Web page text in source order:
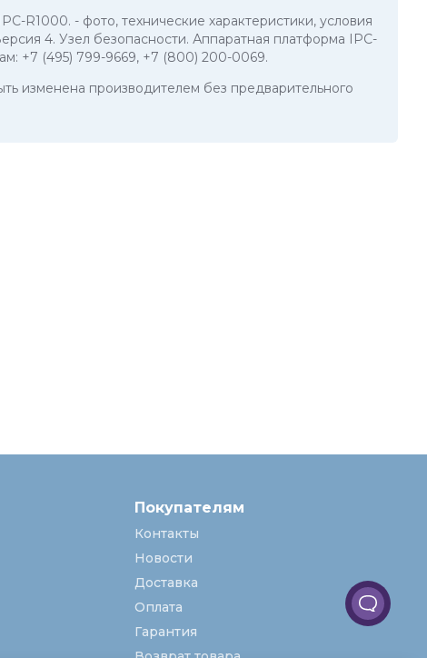
R1000. - фото, технические характеристики, условия
4. Узел безопасности. Аппаратная платформа IPC-
+7 (495) 799-9669, +7 (800) 200-0069.
изменена производителем без предварительного
Покупателям
Контакты
Новости
Доставка
Оплата
Гарантия